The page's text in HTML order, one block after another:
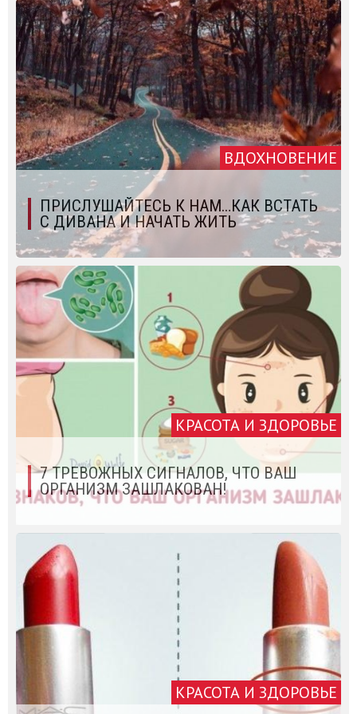
ВДОХНОВЕНИЕ
ПРИСЛУШАЙТЕСЬ К НАМ…КАК ВСТАТЬ
С ДИВАНА И НАЧАТЬ ЖИТЬ
КРАСОТА И ЗДОРОВЬЕ
7 ТРЕВОЖНЫХ СИГНАЛОВ, ЧТО ВАШ
ОРГАНИЗМ ЗАШЛАКОВАН!
КРАСОТА И ЗДОРОВЬЕ